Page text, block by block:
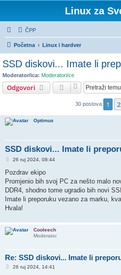
Linux za
ČPP
Početna Linux i hardver
SSD diskovi... Imate li
Moderator/ica: Moderatori/ce
Odgovori
30 postova 1 2
Optimus
SSD diskovi... Imate li
P
s
26 ruj 2024, 08:44
Pozdrav ekipo
Promjenio bih svoj PC za nešto malo
DDR4, shodno tome ugradio bih novi
Imate li preporuku vezano za marku,
Hvala!
Cooleech
Moderator
Re: SSD diskovi... Imate li
P26 ruj 2024, 14:41